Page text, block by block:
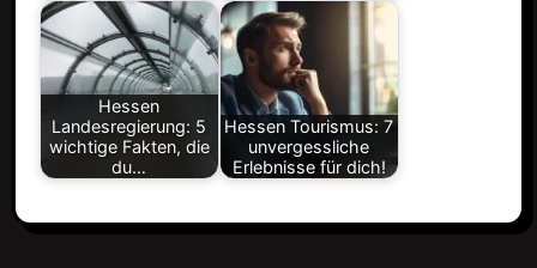
Hessen
Landesregierung: 5
wichtige Fakten, die
du…
Hessen Tourismus: 7
unvergessliche
Erlebnisse für dich!